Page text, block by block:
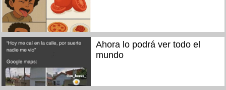
Ahora lo podrá ver todo el
mundo